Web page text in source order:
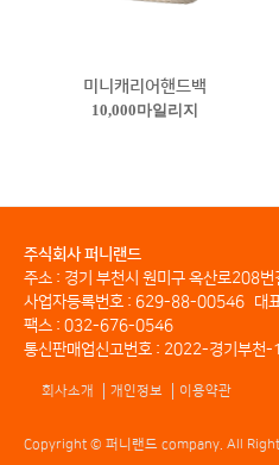
미니캐리어핸드백
10,000마일리지
주식회사 퍼니랜드
주소 : 경기 부천시 원미구 옥산로208
사업자등록번호 : 629-88-00546 대
팩스 : 032-676-0546
통신판매업신고번호 : 2022-경기부천
회사소개 개인정보 이용약관
Copyright © 퍼니랜드 company . All